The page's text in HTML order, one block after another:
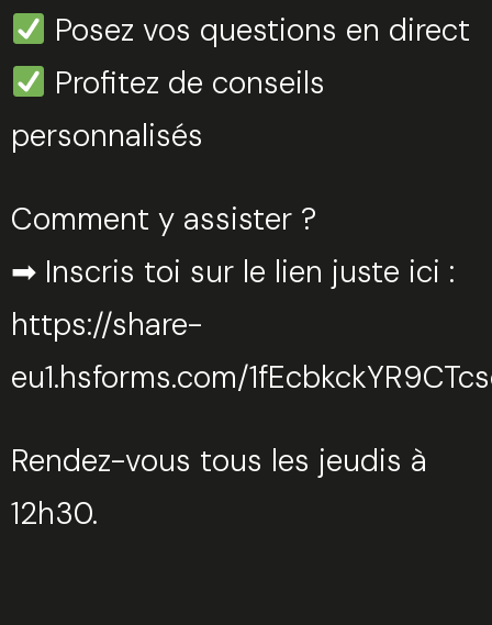
Posez vos questions en direct
Profitez de conseils
personnalisés
Comment y assister ?
➡ Inscris toi sur le lien juste ici :
https://share-
eu1.hsforms.com/
Rendez-vous tous les jeudis à
12h30.